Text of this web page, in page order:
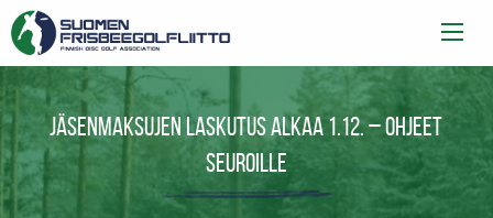
Jäsenmaksujen laskutus alkaa 1.12. – ohjeet
seuroille